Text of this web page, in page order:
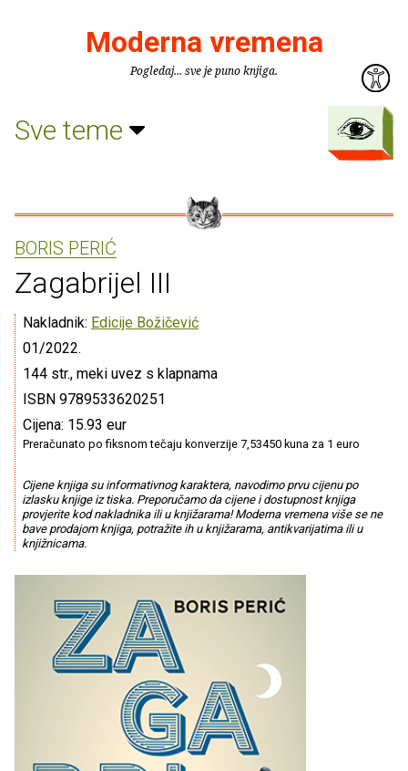
Moderna vremena
Pogledaj... sve je puno knjiga.
Sve teme
BORIS PERIĆ
Zagabrijel III
Nakladnik: Edicije Božičević
01/2022.
144 str., meki uvez s klapnama
ISBN 9789533620251
Cijena: 15.93 eur
Preračunato po fiksnom tečaju konverzije 7,53450 kuna za 1 euro
Cijene knjiga su informativnog karaktera, navodimo prvu cijenu po
izlasku knjige iz tiska. Preporučamo da cijene i dostupnost knjiga
provjerite kod nakladnika ili u knjižarama! Moderna vremena više se ne
bave prodajom knjiga, potražite ih u knjižarama, antikvarijatima ili u
knjižnicama.